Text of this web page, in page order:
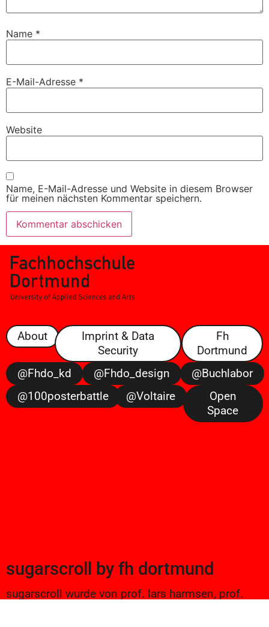
Name *
E-Mail-Adresse *
Website
Name, E-Mail-Adresse und Website in diesem Browser
für meinen nächsten Kommentar speichern.
About
Imprint & Data
Security
Fh
Dortmund
@fhdo_kd
@fhdo_design
@buchlabor
@100posterbattle
@voltaire
Open
Space
sugarscroll by fh dortmund
sugarscroll wurde von prof. lars harmsen, prof.